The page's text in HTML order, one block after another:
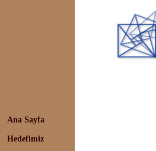
Ana Sayfa
Hedefimiz